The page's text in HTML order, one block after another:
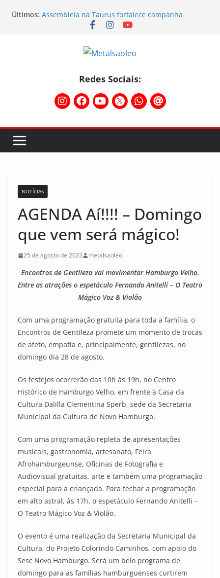
Últimos: Assembleia na Taurus fortalece campanha
salarial e mostra a força da categoria que exige
Nota de repúdio
Conselho Diretivo da CNM/CUT debate indústria e
Temporal destelha Ginásio Bigornão
Assembleia na Taurus – Campanha salarial
2026/2027
Redes Sociais:
NOTÍCIAS
AGENDA Aí!!!! – Domingo
que vem será mágico!
25 de agosto de 2022 metalsaoleo
Encontros de Gentileza vai movimentar Hamburgo Velho.
Entre as atrações o espetáculo Fernando Anitelli – O Teatro
Mágico Voz & Violão
Com uma programação gratuita para toda a família, o
Encontros de Gentileza promete um momento de trocas
de afeto, empatia e, principalmente, gentilezas, no
domingo dia 28 de agosto.
Os festejos ocorrerão das 10h às 19h, no Centro
Histórico de Hamburgo Velho, em frente à Casa da
Cultura Dalilla Clementina Sperb, sede da Secretaria
Municipal da Cultura de Novo Hamburgo.
Com uma programação repleta de apresentações
musicais, gastronomia, artesanato, Feira
Afrohamburgeunse, Oficinas de Fotografia e
Audiovisual gratuitas, arte e também uma programação
especial para a criançada. Para fechar a programação
em alto astral, às 17h, o espetáculo Fernando Anitelli –
O Teatro Mágico Voz & Violão.
O evento é uma realização da Secretaria Municipal da
Cultura, do Projeto Colorindo Caminhos, com apoio do
Sesc Novo Hamburgo. Será um belo programa de
domingo para as famílias hamburguenses curtirem